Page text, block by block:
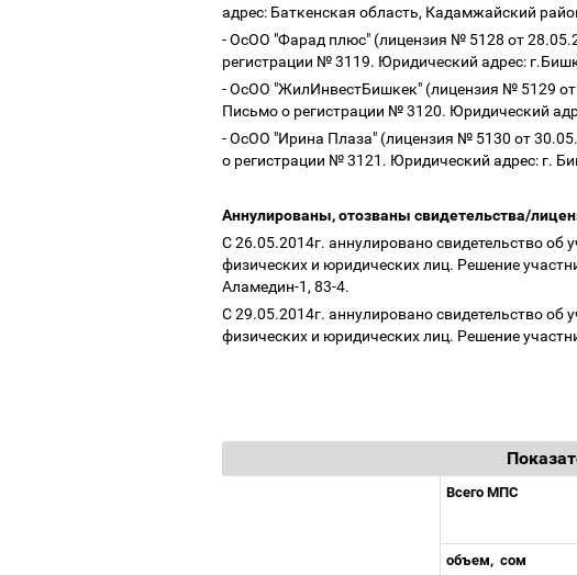
адрес: Баткенская область, Кадамжайский
- ОсОО "Фарад плюс" (лицензия № 5128 от
регистрации № 3119. Юридический адрес:
- ОсОО "ЖилИнвестБишкек" (лицензия № 5129
Письмо о регистрации № 3120. Юридический
- ОсОО "Ирина Плаза" (лицензия № 5130 от
о регистрации № 3121. Юридический адрес: г.
Аннулированы, отозваны свидетельства/
С 26.05.2014г. аннулировано свидетельство
физических и юридических лиц. Решение
Аламедин-1, 83-4.
С 29.05.2014г. аннулировано свидетельство
физических и юридических лиц. Решение
Всего МПС
объем, сом